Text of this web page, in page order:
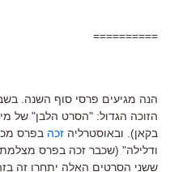
==========
הנה מגיעים פרסי סוף השנה.
הזוכה הגדול: "הסרט הלבן" של
בקאן). ובאוסטרליה זכה בפרס
ודלילה" (שכבר זכה בפרס מצלמת
ששני הסרטים האלה יתחרו זה